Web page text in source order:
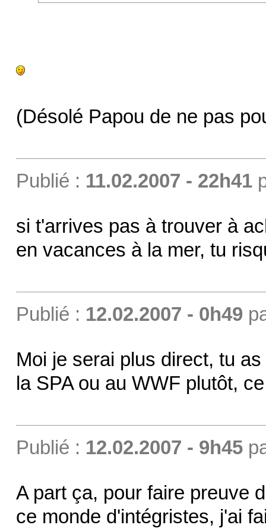
(Désolé Papou de ne pas
Publié : 11.02.2007 - 22h41
si t'arrives pas à trouver à
en vacances à la mer, tu
Publié : 12.02.2007 - 0h49
Moi je serai plus direct, tu
la SPA ou au WWF plutôt,
Publié : 12.02.2007 - 9h45
A part ça, pour faire preuve
ce monde d'intégristes, j'ai